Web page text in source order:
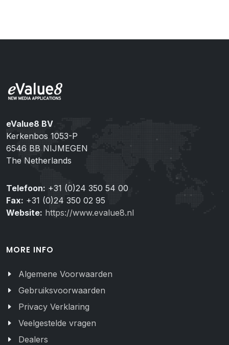
eValue8 BV
Kerkenbos 1053-P
6546 BB NIJMEGEN
The Netherlands
Telefoon: +31 (0)24 350 54 00
Fax: +31 (0)24 350 02 95
Website: https://www.evalue8.nl
MORE INFO
Algemene Voorwaarden
Gebruiksvoorwaarden
Privacy Verklaring
Veelgestelde vragen
Dealers